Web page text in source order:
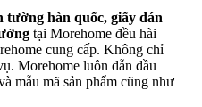
tường hàn quốc, giấy dán
tại Morehome đều hài
cung cấp. Không chỉ
Morehome luôn dẫn đầu
mẫu mã sản phẩm cũng như